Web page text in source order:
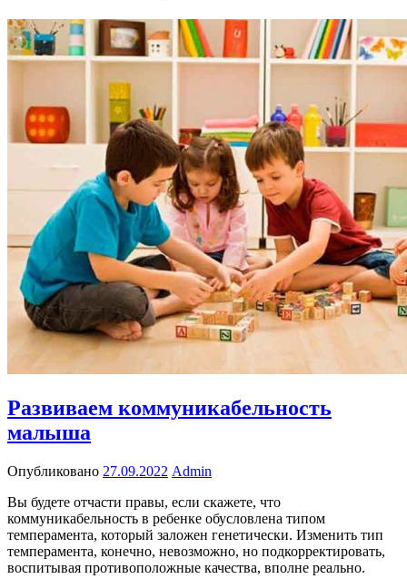
Развиваем коммуникабельность
малыша
Опубликовано 27.09.2022 Admin
Вы будете отчасти правы, если скажете, что
коммуникабельность в ребенке обусловлена типом
темперамента, который заложен генетически. Изменить тип
темперамента, конечно, невозможно, но подкорректировать,
воспитывая противоположные качества, вполне реально.